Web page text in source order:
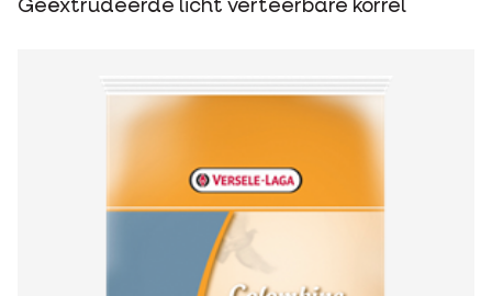
Geëxtrudeerde licht verteerbare korrel